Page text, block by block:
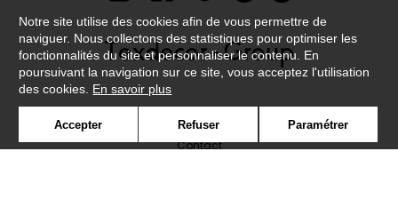
Contact
Notre site utilise des cookies afin de vous permettre de
naviguer. Nous collectons des statistiques pour optimiser les
fonctionnalités du site et personnaliser le contenu. En
poursuivant la navigation sur ce site, vous acceptez l'utilisation
des cookies. En savoir plus
Accepter Refuser Paramétrer